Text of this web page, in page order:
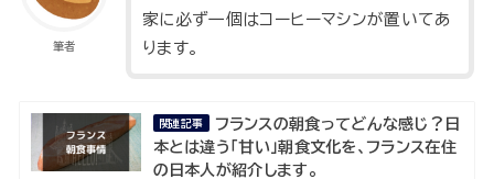
筆者
家に必ず一個はコーヒーマシンが置いてあ
ります。
関連記事
フランスの朝食ってどんな感じ？日
本とは違う「甘い」朝食文化を、フランス在住
の日本人が紹介します。